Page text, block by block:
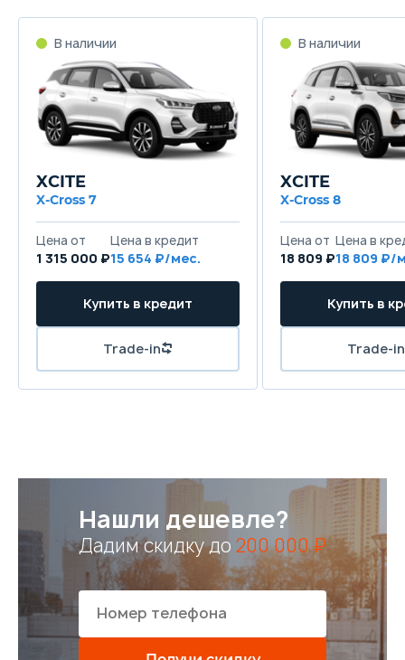
В наличии
XCITE
X-Cross 7
Цена от
1 315 000 ₽
Цена в кредит
15 654 ₽/мес.
Купить в кредит
Trade-in
В наличии
XCITE
X-Cross 8
Цена от
18 809 ₽
Цена в
18 809 ₽/
Купить в
Trade-in
Нашли дешевле?
Дадим скидку до 200 000 ₽